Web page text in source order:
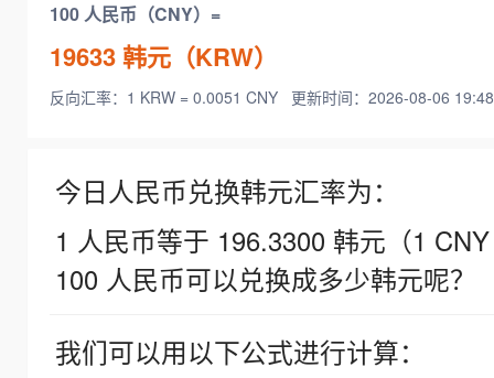
100 人民币（CNY）=
19633韩元（KRW）
反向汇率：1 KRW = 0.0051 CNY 更新时间：2026-08-06
今日人民币兑换韩元汇率为：
1 人民币等于 196.3300 韩元（1
100 人民币可以兑换成多少韩元呢？
我们可以用以下公式进行计算：